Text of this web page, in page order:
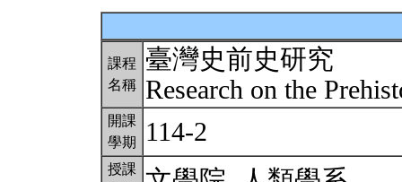
課程
名稱
臺灣史前史研究
Research on the
開課
學期
114-2
授課